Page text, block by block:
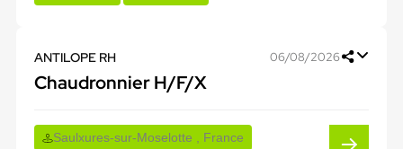
ANTILOPE RH 06/08/2026
Chaudronnier H/F/X
Saulxures-sur-Moselotte , France